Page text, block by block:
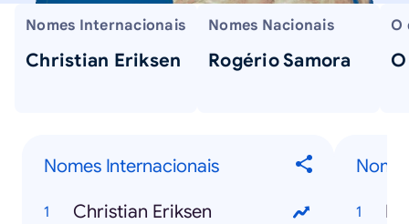
Nomes Internacionais
Christian Eriksen
Nomes Nacionais
Rogério Samora
O
Nomes Internacionais
Christian Eriksen